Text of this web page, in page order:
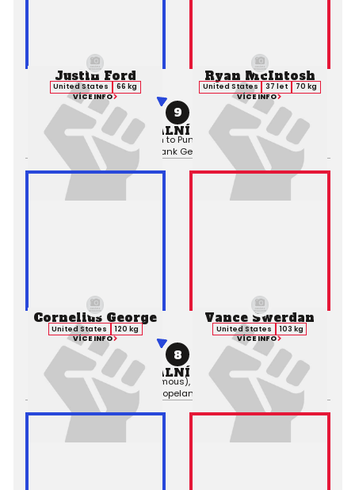
Justin Ford
United States
66 kg
VÍCE INFO
9
PROFESIONÁLNÍ ZÁPAS MMA
Výsledek:TKO (Submission to Punches), 1. kolo 1:17,Rozhodčí:
Frank Geric
Ryan McIntosh
United States 37 let
70 kg
VÍCE INFO
Cornelius George
United States
120 kg
VÍCE INFO
8
PROFESIONÁLNÍ ZÁPAS MMA
Výsledek:Decision (Unanimous), 3. kolo 5:00,Rozhodčí:
Gary
Copeland
Vance Swerdan
United States
103 kg
VÍCE INFO